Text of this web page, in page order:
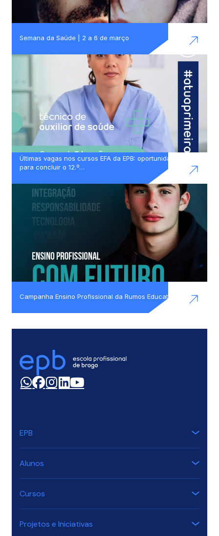
Semana da Saúde | 2 a 6 de março
Últimas vagas nos cursos EFA da EPB: oportunidade
para concluir o 12.º…
Campanha Ensino Profissional da Rumos Education
EPB
Alunos
Cursos
Projetos e Iniciativas